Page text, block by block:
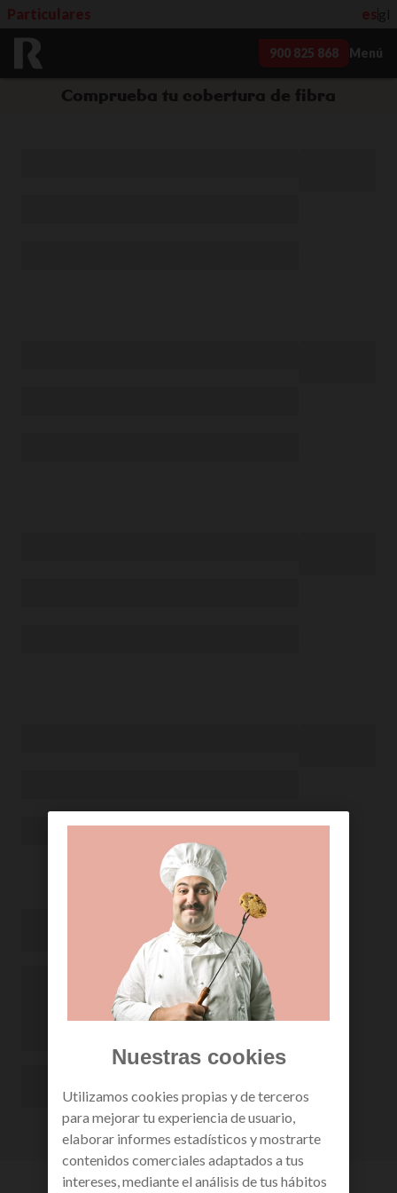
Particulares es
900 825 868 Menú
Comprueba tu cobertura de fibra
Nuestras cookies
Utilizamos cookies propias y de terceros
para mejorar tu experiencia de usuario,
elaborar informes estadísticos y mostrarte
contenidos comerciales adaptados a tus
intereses, mediante el análisis de tus hábitos